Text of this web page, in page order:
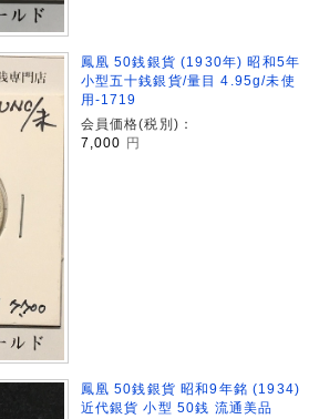
鳳凰 50銭銀貨 (1930年) 昭和5年
小型五十銭銀貨/量目 4.95g/未使
用-1719
会員価格(税別)：
7,000 円
鳳凰 50銭銀貨 昭和9年銘 (1934)
近代銀貨 小型 50銭 流通美品